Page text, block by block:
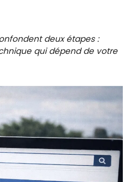
deux étapes :
qui dépend de votre